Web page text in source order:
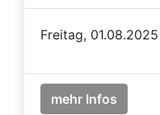
Freitag,
mehr Infos